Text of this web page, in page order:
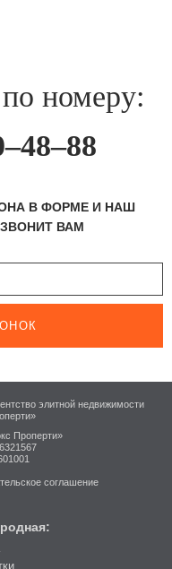
номеру:
В ФОРМЕ И НАШ
ВАМ
элитной недвижимости
Проперти»
соглашение